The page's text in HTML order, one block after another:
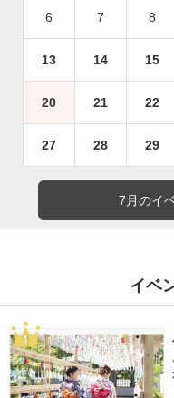
6 7 8
13 14 15
20 21 22
27 28 29
7月のイ
イベ